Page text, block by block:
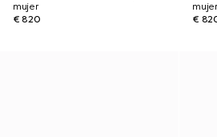
mujer
€ 820
€